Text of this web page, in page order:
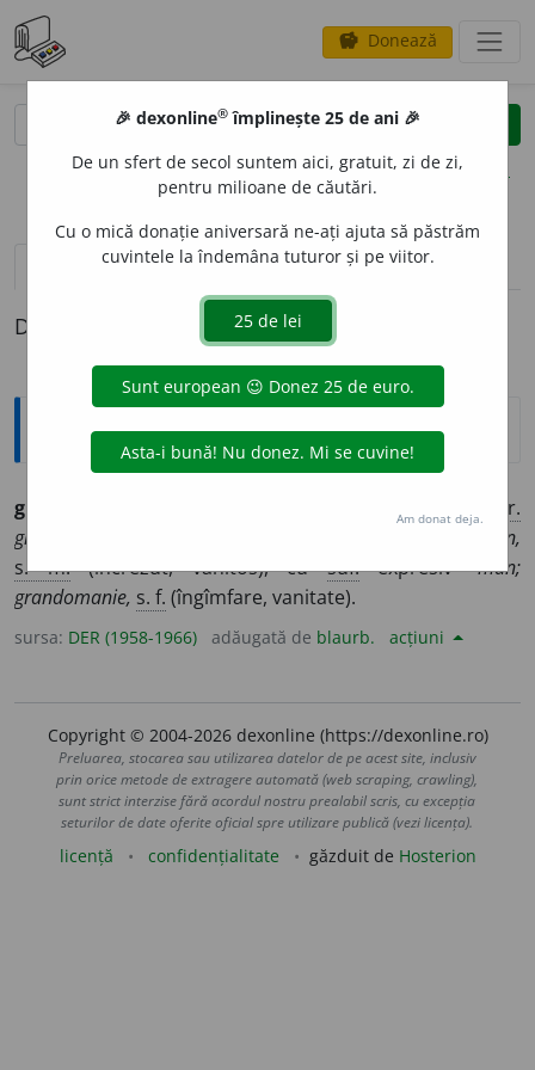
savings Donează
clear
opțiuni
definiții (1) pronunțievolume_up (21)
Definiția cu ID-ul 498531:
Etimologice
grandi
Fr.
grandiose.
grandoman,
s. m.(încrezut, vanitos), cusuf.expresiv -man;
grandomanie, s. f. (îngîmfare, vanitate).
sursa: DER (1958-1966) adăugată de blaurb. acțiuni
Copyright © 2004-2026 dexonline (https://dexonline.ro)
Preluarea, stocarea sau utilizarea datelor de pe acest site, inclusiv
prin orice metode de extragere automată (web scraping, crawling),
sunt strict interzise fără acordul nostru prealabil scris, cu excepția
seturilor de date oferite oficial spre utilizare publică (vezi licența).
licență confidențialitate găzduit de Hosterion
🎉 dexonline® împlinește 25 de ani 🎉
De un sfert de secol suntem aici, gratuit, zi de zi,
pentru milioane de căutări.
Cu o mică donație aniversară ne-ați ajuta să păstrăm
cuvintele la îndemâna tuturor și pe viitor.
Am donat deja.